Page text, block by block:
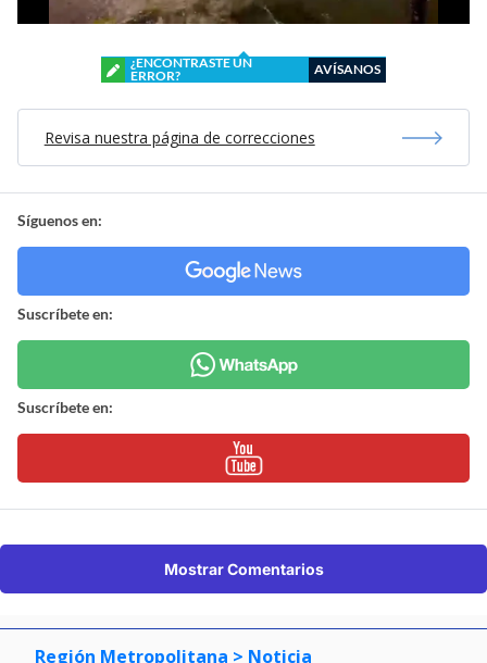
¿ENCONTRASTE UN
ERROR?
AVÍSANOS
Revisa nuestra página de correcciones
Síguenos en:
Suscríbete en:
Suscríbete en:
Mostrar Comentarios
Región Metropolitana > Noticia